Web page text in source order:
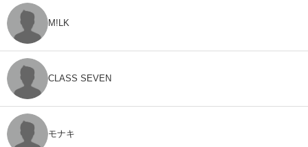
M!LK
CLASS SEVEN
モナキ